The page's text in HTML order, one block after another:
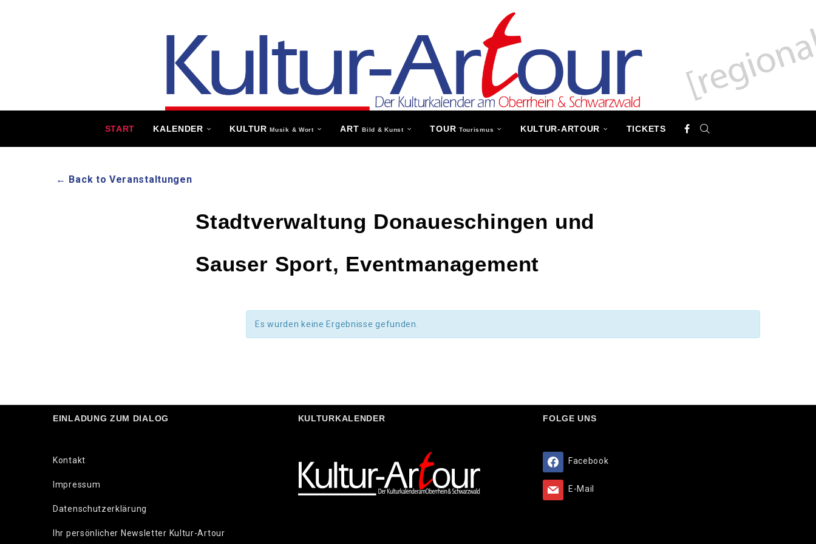
START KALENDER KULTURMusik & Wort ARTBild & Kunst TOUR Tourismus KULTUR-ARTOUR TICKETS
← Back to Veranstaltungen
Stadtverwaltung Donaueschingen und
Sauser Sport, Eventmanagement
Es wurden keine Ergebnisse gefunden.
EINLADUNG ZUM DIALOG
Kontakt
Impressum
Datenschutzerklärung
Ihr persönlicher Newsletter Kultur-Artour
KULTURKALENDER FOLGE UNS
Facebook
E-Mail